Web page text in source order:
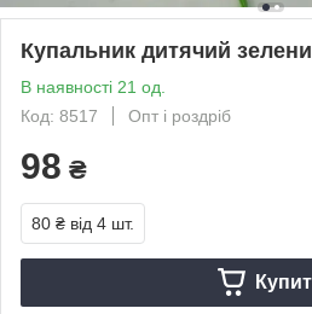
Купальник дитячий
В наявності 21 од.
Код: 8517
Опт і роздріб
98 ₴
80 ₴ від 4 шт.